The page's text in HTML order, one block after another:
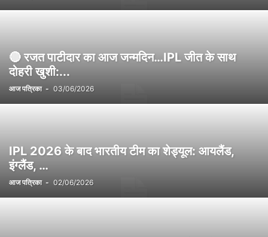
🔴 रजत पाटीदार का आज जन्मदिन…IPL जीत के साथ
दोहरी खुशी:...
आज पत्रिका - 03/06/2026
IPL 2026 के बाद भारतीय टीम का शेड्यूल: आयलैंड,
इंग्लैंड, …
आज पत्रिका - 02/06/2026